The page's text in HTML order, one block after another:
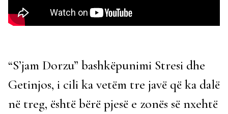
“S’jam Dorzu” bashkëpunimi Stresi dhe
Getinjos, i cili ka vetëm tre javë që ka dalë
në treg, është bërë pjesë e zonës së nxehtë